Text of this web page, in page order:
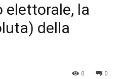
elettorale, la
della
0
0